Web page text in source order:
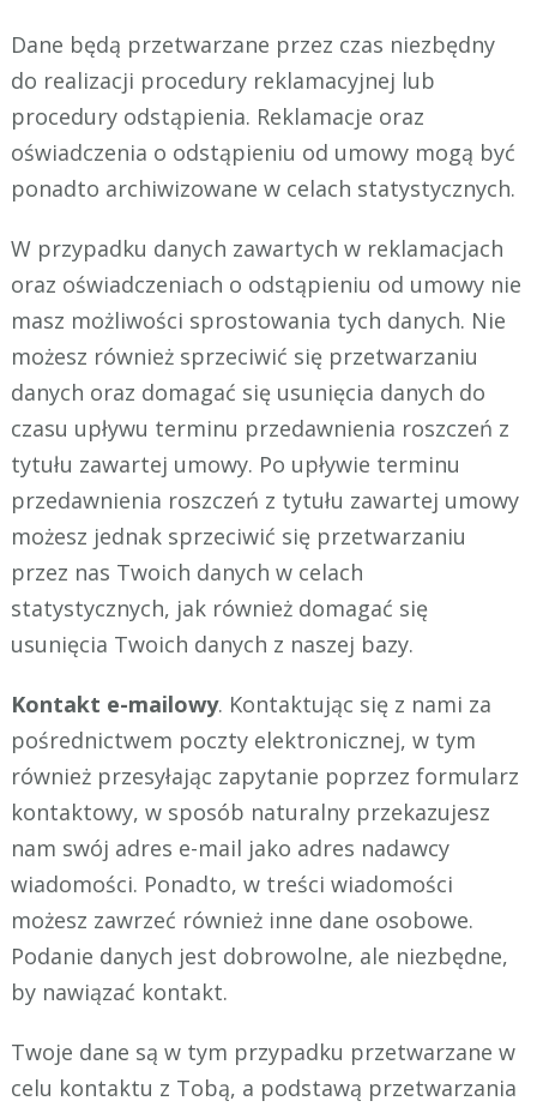
Dane będą przetwarzane przez czas niezbędny
do realizacji procedury reklamacyjnej lub
procedury odstąpienia. Reklamacje oraz
oświadczenia o odstąpieniu od umowy mogą być
ponadto archiwizowane w celach statystycznych.
W przypadku danych zawartych w reklamacjach
oraz oświadczeniach o odstąpieniu od umowy nie
masz możliwości sprostowania tych danych. Nie
możesz również sprzeciwić się przetwarzaniu
danych oraz domagać się usunięcia danych do
czasu upływu terminu przedawnienia roszczeń z
tytułu zawartej umowy. Po upływie terminu
przedawnienia roszczeń z tytułu zawartej umowy
możesz jednak sprzeciwić się przetwarzaniu
przez nas Twoich danych w celach
statystycznych, jak również domagać się
usunięcia Twoich danych z naszej bazy.
Kontakt e-mailowy. Kontaktując się z nami za
pośrednictwem poczty elektronicznej, w tym
również przesyłając zapytanie poprzez formularz
kontaktowy, w sposób naturalny przekazujesz
nam swój adres e-mail jako adres nadawcy
wiadomości. Ponadto, w treści wiadomości
możesz zawrzeć również inne dane osobowe.
Podanie danych jest dobrowolne, ale niezbędne,
by nawiązać kontakt.
Twoje dane są w tym przypadku przetwarzane w
celu kontaktu z Tobą, a podstawą przetwarzania